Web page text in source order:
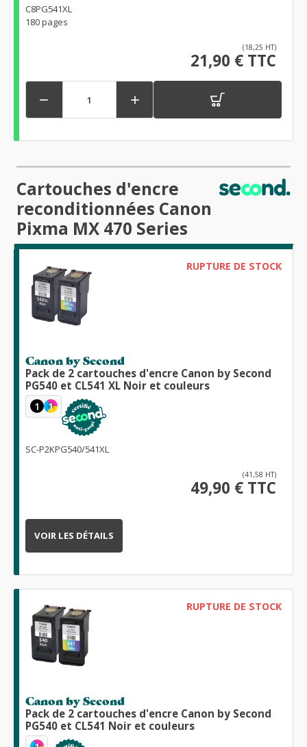
C8PG541XL
180 pages
(18,25 HT)
21,90 € TTC
 
Cartouches d'encre
reconditionnées Canon
Pixma MX 470 Series
RUPTURE DE STOCK
Canon by Second
Pack de 2 cartouches d'encre Canon by Second
PG540 et CL541 XL Noir et couleurs
1 1
SC-P2KPG540/541XL
(41,58 HT)
49,90 € TTC
VOIR LES DÉTAILS
RUPTURE DE STOCK
Canon by Second
Pack de 2 cartouches d'encre Canon by Second
PG540 et CL541 Noir et couleurs